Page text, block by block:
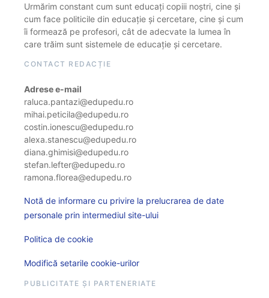
Urmărim constant cum sunt educați copiii noștri, cine și
cum face politicile din educație și cercetare, cine și cum
îi formează pe profesori, cât de adecvate la lumea în
care trăim sunt sistemele de educație și cercetare.
CONTACT REDACȚIE
Adrese e-mail
raluca.pantazi@edupedu.ro
mihai.peticila@edupedu.ro
costin.ionescu@edupedu.ro
alexa.stanescu@edupedu.ro
diana.ghimisi@edupedu.ro
stefan.lefter@edupedu.ro
ramona.florea@edupedu.ro
Notă de informare cu privire la prelucrarea de date
personale prin intermediul site-ului
Politica de cookie
Modifică setarile cookie-urilor
PUBLICITATE ȘI PARTENERIATE